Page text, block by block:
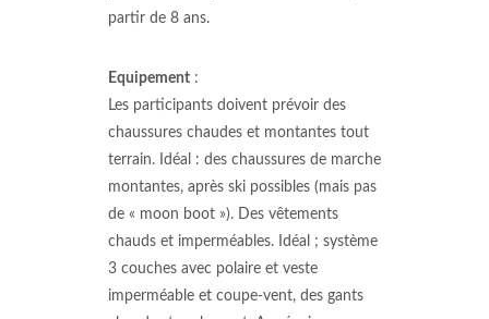
partir de 8 ans.
Equipement :
Les participants doivent prévoir des
chaussures chaudes et montantes tout
terrain. Idéal : des chaussures de marche
montantes, après ski possibles (mais pas
de « moon boot »). Des vêtements
chauds et imperméables. Idéal ; système
3 couches avec polaire et veste
imperméable et coupe-vent, des gants